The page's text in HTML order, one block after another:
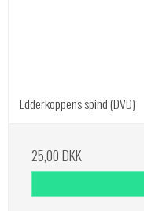
Edderkoppens spind (DVD)
25,00 DKK